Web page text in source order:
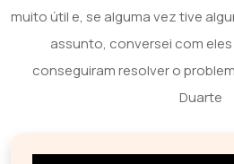
muito útil e, se alguma vez tive
assunto, conversei com
conseguiram resolver o
Duarte